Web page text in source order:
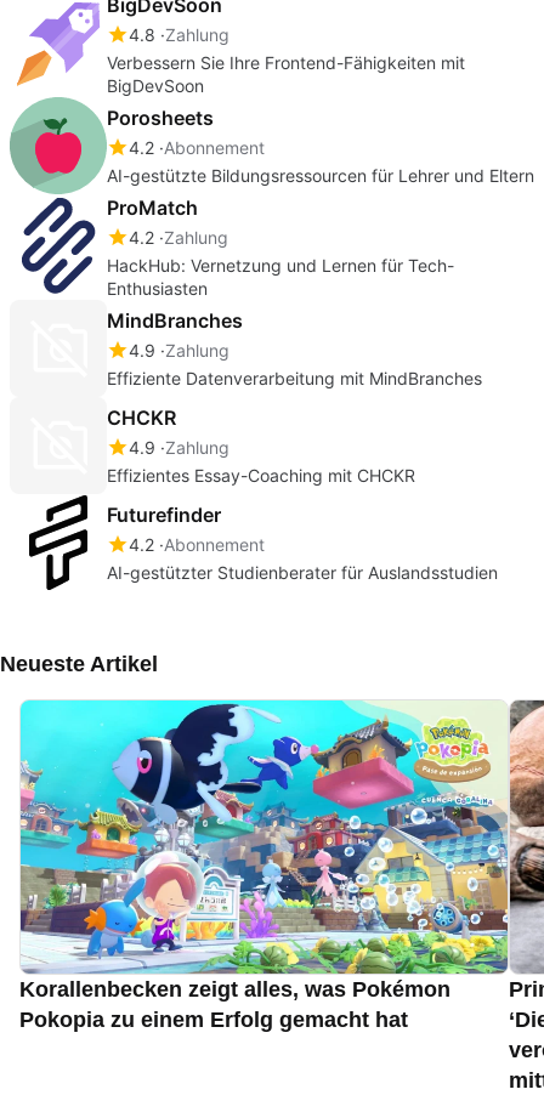
4.8 Zahlung
Verbessern Sie Ihre Frontend-Fähigkeiten mit
BigDevSoon
Porosheets
4.2 Abonnement
AI-gestützte Bildungsressourcen für Lehrer und Eltern
ProMatch
4.2 Zahlung
HackHub: Vernetzung und Lernen für Tech-
Enthusiasten
MindBranches
4.9 Zahlung
Effiziente Datenverarbeitung mit MindBranches
CHCKR
4.9 Zahlung
Effizientes Essay-Coaching mit CHCKR
Futurefinder
4.2 Abonnement
AI-gestützter Studienberater für Auslandsstudien
Neueste Artikel
Korallenbecken zeigt alles, was Pokémon
Pokopia zu einem Erfolg gemacht hat